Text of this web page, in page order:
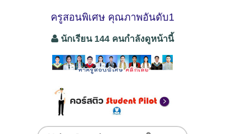
ครูสอนพิเศษ คุณภาพอันดับ1
นักเรียน 144 คนกำลังดูหน้านี้